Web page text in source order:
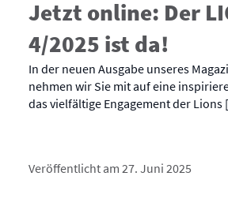
Jetzt online: Der
4/2025 ist da!
In der neuen Ausgabe unseres
nehmen wir Sie mit auf eine
das vielfältige Engagement der Lions
Veröffentlicht am 27. Juni 2025